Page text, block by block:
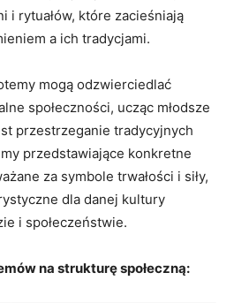
i rytuałów, które zacieśniają
a ich tradycjami.
mogą odzwierciedlać
społeczności, ucząc młodsze
przestrzeganie tradycyjnych
przedstawiające konkretne
za symbole trwałości i siły,
dla danej kultury
i społeczeństwie.
na strukturę społeczną: